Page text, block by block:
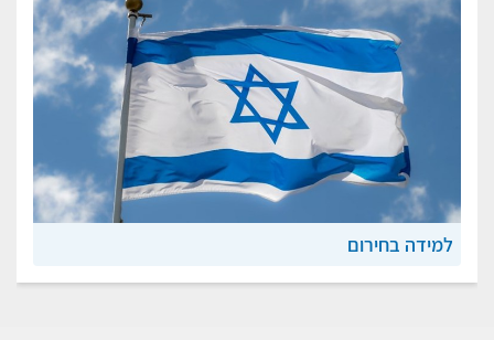
למידה בחירום